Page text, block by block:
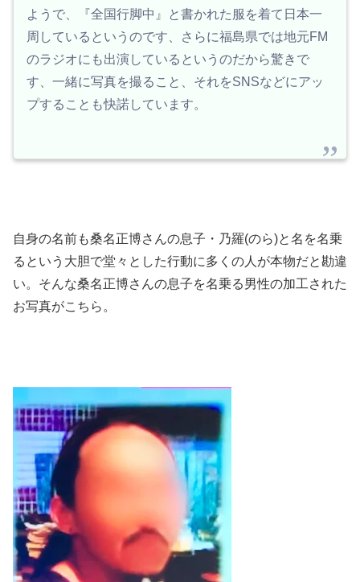
ようで、『全国行脚中』と書かれた服を着て日本一
周しているというのです、さらに福島県では地元FM
のラジオにも出演しているというのだから驚きで
す、一緒に写真を撮ること、それをSNSなどにアッ
プすることも快諾しています。
自身の名前も桑名正博さんの息子・乃羅(のら)と名を名乗
るという大胆で堂々とした行動に多くの人が本物だと勘違
い。そんな桑名正博さんの息子を名乗る男性の加工された
お写真がこちら。